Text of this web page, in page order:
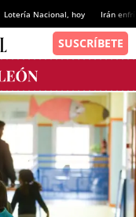
Lotería Nacional, hoy Irán